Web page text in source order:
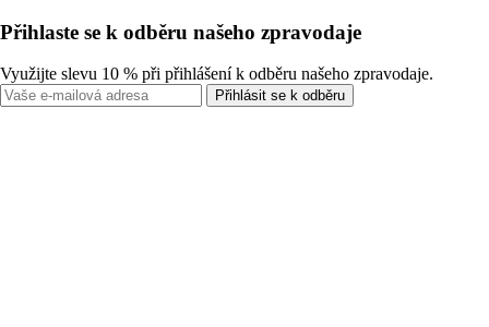
Přihlaste se k odběru našeho zpravodaje
Využijte slevu 10 % při přihlášení k odběru našeho zpravodaje.
Přihlásit se k odběru